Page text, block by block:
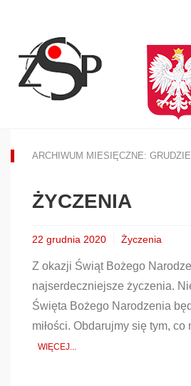
ARCHIWUM MIESIĘCZNE:
ŻYCZENIA
22 grudnia 2020 Życzenia
Z okazji Świąt Bożego
najserdeczniejsze życzenia.
Święta Bożego Narodzenia
miłości. Obdarujmy się tym, co
WIĘCEJ...